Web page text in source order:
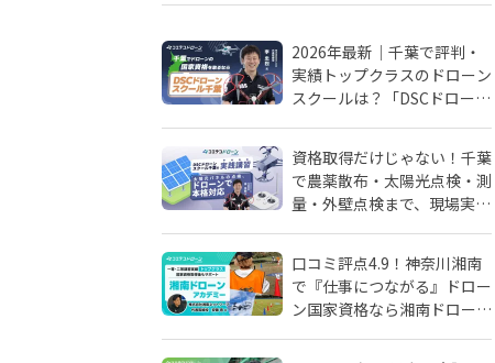
2026年最新｜千葉で評判・
実績トップクラスのドローン
スクールは？「DSCドローン
資格取得だけじゃない！千葉
で農薬散布・太陽光点検・測
量・外壁点検まで、現場実務
口コミ評点4.9！神奈川湘南
で『仕事につながる』ドロー
ン国家資格なら湘南ドローン